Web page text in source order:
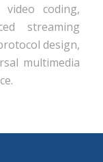
video coding,
streaming
design,
multimedia